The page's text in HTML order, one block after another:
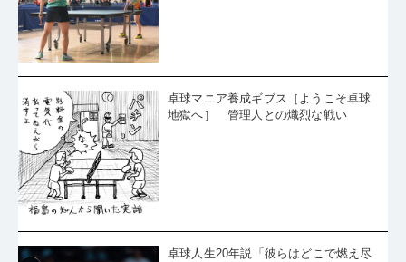
卓球マニア養成ギブス［ようこそ卓球
地獄へ］ 管理人との熾烈な戦い
卓球人生20年説「彼らはどこで燃え尽